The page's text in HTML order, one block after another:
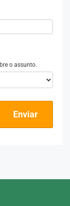
o assunto.
Enviar